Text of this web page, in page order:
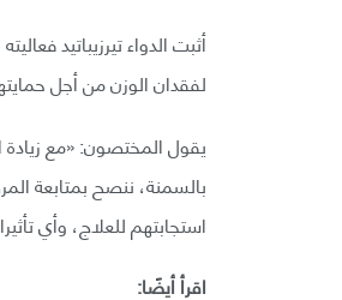
أثبت الدواء تيرزيباتيد
لفقدان الوزن من أجل
استجابتهم للعلاج، وأي
اقرأ أيضًا: